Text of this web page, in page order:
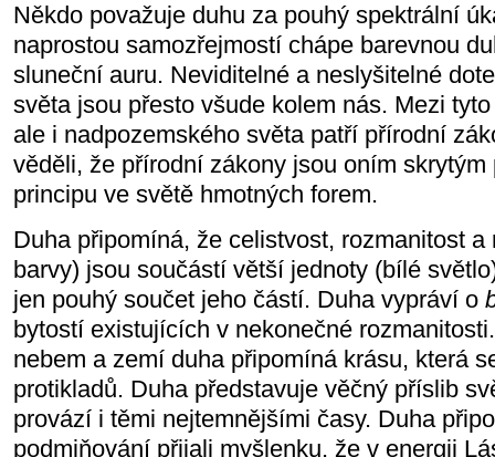
Někdo považuje duhu za pouhý spektrální
naprostou samozřejmostí chápe barevnou
sluneční auru. Neviditelné a neslyšitelné
světa jsou přesto všude kolem nás. Mezi
ale i nadpozemského světa patří přírodní
věděli, že přírodní zákony jsou oním
principu ve světě hmotných forem.
Duha připomíná, že celistvost, rozmanitost
barvy) jsou součástí větší jednoty (bílé
jen pouhý součet jeho částí. Duha vypráví o
bytostí existujících v nekonečné
nebem a zemí duha připomíná krásu, která
protikladů. Duha představuje věčný příslib
provází i těmi nejtemnějšími časy. Duha
podmiňování přijali myšlenku, že v energii